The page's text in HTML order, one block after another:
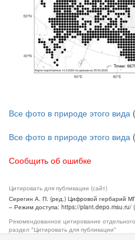
Все фото в природе этого вида
Все фото в природе этого вида
Сообщить об ошибке
Цитировать для публикации (сайт)
Серегин А. П. (ред.) Цифровой гербарий
– Режим доступа: https://
Рекомендованное цитирование
раздел "Цитировать для публикации"